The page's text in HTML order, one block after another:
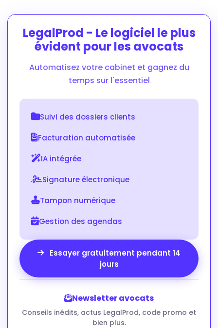
LegalProd - Le logiciel le plus
évident pour les avocats
Automatisez votre cabinet et gagnez du
temps sur l'essentiel
Suivi des dossiers clients
Facturation automatisée
IA intégrée
Signature électronique
Tampon numérique
Gestion des agendas
Essayer gratuitement pendant 14
jours
Newsletter avocats
Conseils inédits, actus LegalProd, code promo et
bien plus.